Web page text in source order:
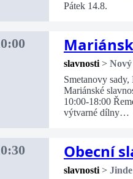
Pátek 14.8.
slavnosti >
Smetanovy
Mariánské
10:00-18:00
výtvarné dílny…
Obecní
slavnosti > Jinde